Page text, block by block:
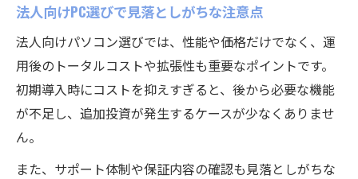
法人向けPC選びで見落としがちな注意点
法人向けパソコン選びでは、性能や価格だけでなく、運
用後のトータルコストや拡張性も重要なポイントです。
初期導入時にコストを抑えすぎると、後から必要な機能
が不足し、追加投資が発生するケースが少なくありませ
ん。
また、サポート体制や保証内容の確認も見落としがちな